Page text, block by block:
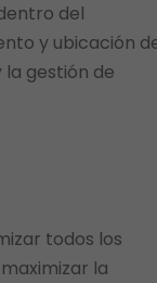
del
y ubicación
gestión de
todos los
la